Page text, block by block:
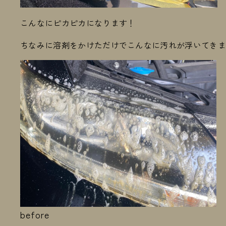
こんなにピカピカになります！
ちなみに溶剤をかけただけでこんなに汚れが浮いてき
before